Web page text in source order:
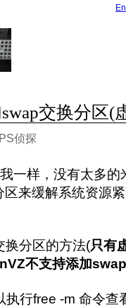
交换分区(
侦探
一样，没有太多
来缓解系统资源
换分区的方法(只有
不支持添加swap
执行free -m 命令查